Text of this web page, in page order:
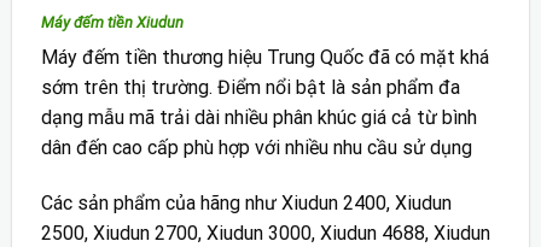
Máy đếm tiền Xiudun
Máy đếm tiền thương hiệu Trung Quốc đã có mặt khá
sớm trên thị trường. Điểm nổi bật là sản phẩm đa
dạng mẫu mã trải dài nhiều phân khúc giá cả từ bình
dân đến cao cấp phù hợp với nhiều nhu cầu sử dụng
Các sản phẩm của hãng như Xiudun 2400, Xiudun
2500, Xiudun 2700, Xiudun 3000, Xiudun 4688, Xiudun